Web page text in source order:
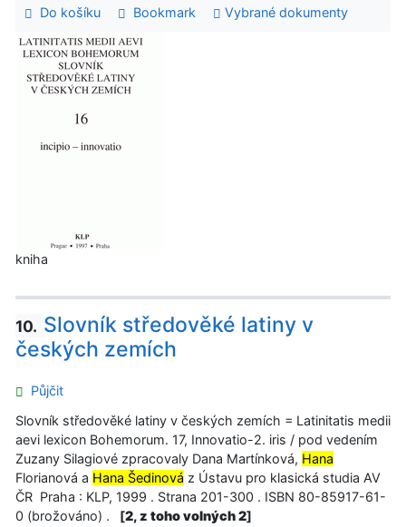
Do košíku Bookmark Vybrané dokumenty
kniha
10. Slovník středověké latiny v
českých zemích
Půjčit
Slovník středověké latiny v českých zemích = Latinitatis medii
aevi lexicon Bohemorum. 17, Innovatio-2. iris / pod vedením
Zuzany Silagiové zpracovaly Dana Martínková, Hana
Florianová a Hana Šedinová z Ústavu pro klasická studia AV
ČR Praha : KLP, 1999 . Strana 201-300 . ISBN 80-85917-61-
0 (brožováno) .
[2, z toho volných 2]